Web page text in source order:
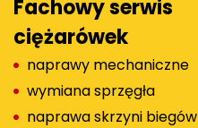
Fachowy serwis
ciężarówek
naprawy mechaniczne
wymiana sprzęgła
naprawa skrzyni biegów